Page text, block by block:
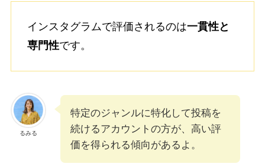
インスタグラムで評価されるのは一貫性と
専門性です。
るみる
特定のジャンルに特化して投稿を
続けるアカウントの方が、高い評
価を得られる傾向があるよ。